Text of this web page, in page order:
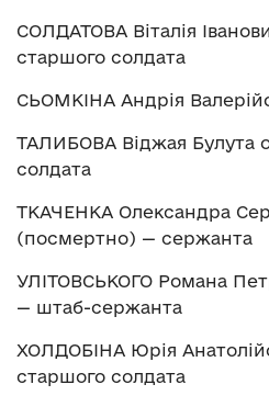
СОЛДАТОВА Віталія
старшого солдата
СЬОМКІНА Андрія
ТАЛИБОВА Віджая Булута
солдата
ТКАЧЕНКА Олександра
(посмертно) — сержанта
УЛІТОВСЬКОГО Романа
— штаб-сержанта
ХОЛДОБІНА Юрія
старшого солдата